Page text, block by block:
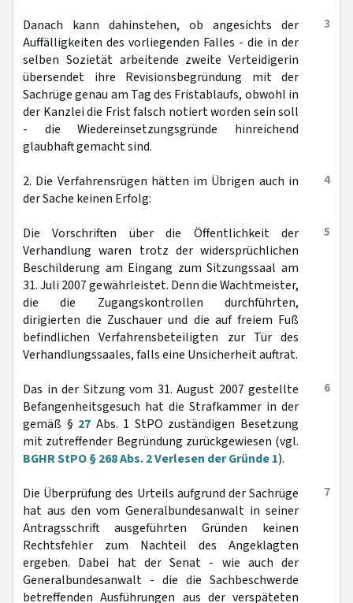
3
Danach kann dahinstehen, ob angesichts der
Auffälligkeiten des vorliegenden Falles - die in der
selben Sozietät arbeitende zweite Verteidigerin
übersendet ihre Revisionsbegründung mit der
Sachrüge genau am Tag des Fristablaufs, obwohl in
der Kanzlei die Frist falsch notiert worden sein soll
- die Wiedereinsetzungsgründe hinreichend
glaubhaft gemacht sind.
4
2. Die Verfahrensrügen hätten im Übrigen auch in
der Sache keinen Erfolg:
5
Die Vorschriften über die Öffentlichkeit der
Verhandlung waren trotz der widersprüchlichen
Beschilderung am Eingang zum Sitzungssaal am
31. Juli 2007 gewährleistet. Denn die Wachtmeister,
die die Zugangskontrollen durchführten,
dirigierten die Zuschauer und die auf freiem Fuß
befindlichen Verfahrensbeteiligten zur Tür des
Verhandlungssaales, falls eine Unsicherheit auftrat.
6
Das in der Sitzung vom 31. August 2007 gestellte
Befangenheitsgesuch hat die Strafkammer in der
gemäß § 27 Abs. 1 StPO zuständigen Besetzung
mit zutreffender Begründung zurückgewiesen (vgl.
BGHR StPO § 268 Abs. 2 Verlesen der Gründe 1).
7
Die Überprüfung des Urteils aufgrund der Sachrüge
hat aus den vom Generalbundesanwalt in seiner
Antragsschrift ausgeführten Gründen keinen
Rechtsfehler zum Nachteil des Angeklagten
ergeben. Dabei hat der Senat - wie auch der
Generalbundesanwalt - die die Sachbeschwerde
betreffenden Ausführungen aus der verspäteten